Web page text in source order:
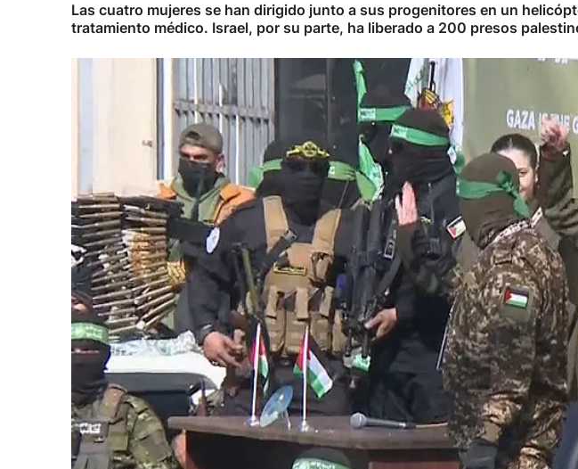
Las cuatro mujeres se han dirigido junto a sus progenitores en un
tratamiento médico. Israel, por su parte, ha liberado a 200 presos